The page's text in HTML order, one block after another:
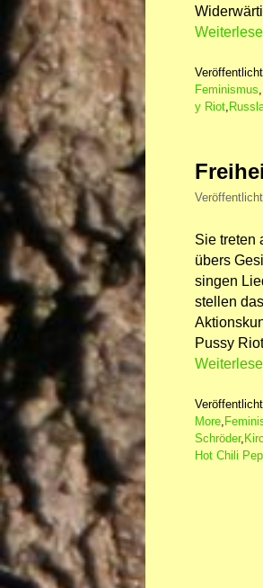
Feminismus,
y Riot,
Sie treten
übers
singen
stellen
Pussy
More
Schröder,
Hot Chili